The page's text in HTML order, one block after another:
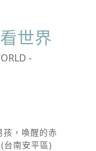
世界
-
孩，喚醒的赤
台南安平區)